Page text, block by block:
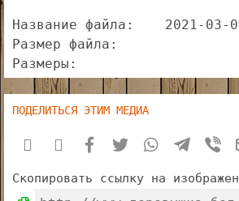
Название файла
2021-03-
Размер файла
Размеры
ПОДЕЛИТЬСЯ ЭТИМ МЕДИА
ВконтактеОдноклассники
Facebook
TwitterWhatsApp
Скопировать ссылку на